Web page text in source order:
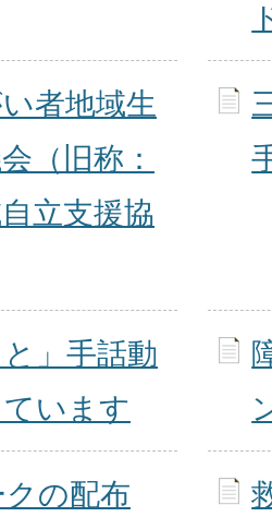
者地域生
（旧称：
立支援協
と」手話動
います
の配布